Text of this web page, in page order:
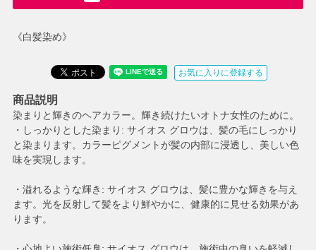
《白髪染め》
お気に入りに登録する
商品説明
染まりと輝きのヘアカラー。輝き続けたいオトナ女性のために。
・しっかりとした染まり: サイオス グロウは、髪の毛にしっかり
と染まります。カラーピグメントが髪の内部に浸透し、美しい色
味を実現します。
・溢れるような輝き: サイオス グロウは、髪に豊かな輝きを与え
ます。光を反射して髪をより鮮やかに、健康的に見せる効果があ
ります。